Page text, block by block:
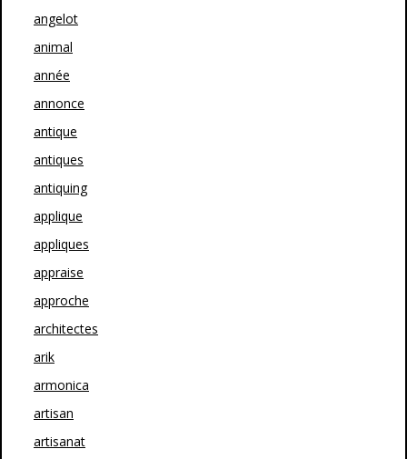
angelot
animal
année
annonce
antique
antiques
antiquing
applique
appliques
appraise
approche
architectes
arik
armonica
artisan
artisanat